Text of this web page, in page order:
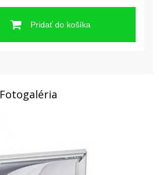
Pridať do košíka
Fotogaléria